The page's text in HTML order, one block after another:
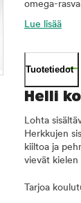
omega-
Lue lisää
Tuotetiedot
Helli
Lohta
Herkkujen
kiiltoa ja
vievät kielen
Tarjoa